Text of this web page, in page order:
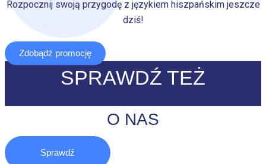
Rozpocznij swoją przygodę z językiem hiszpańskim jeszcze
dziś!
Zdobądź promocję
SPRAWDŹ TEŻ
O NAS
Sprawdź